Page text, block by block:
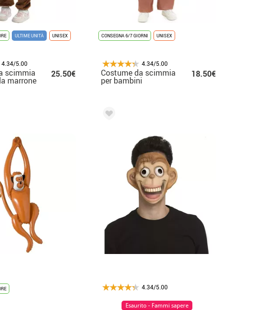
ULTIME UNITÀ UNISEX
4.34/5.00
scimmia
marrone
per
25.50€
CONSEGNA 6/7 GIORNI UNISEX
4.34/5.00
Costume da scimmia
per bambini
18.50€
4.34/5.00
Esaurito - Fammi sapere